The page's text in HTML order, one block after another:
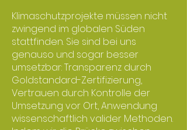
Klimaschutzprojekte müssen nicht
zwingend im globalen Süden
stattfinden. Sie sind bei uns
genauso und sogar besser
umsetzbar: Transparenz durch
Goldstandard-Zertifizierung,
Vertrauen durch Kontrolle der
Umsetzung vor Ort, Anwendung
wissenschaftlich valider Methoden.